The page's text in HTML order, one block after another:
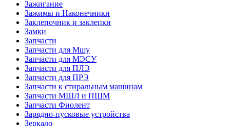
Зажигание
Зажимы и Наконечники
Заклепочник и заклепки
Замки
Запчасти
Запчасти для Мшу
Запчасти для МЭСУ
Запчасти для ПЛЭ
Запчасти для ПРЭ
Запчасти к стиральным машинам
Запчасти МШЛ и ПШМ
Запчасти Фиолент
Зарядно-пусковые устройства
Зеркало